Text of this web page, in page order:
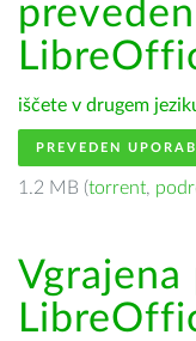
iščete v drugem
PREVEDEN
1.2 MB (torrent,
Vgrajena